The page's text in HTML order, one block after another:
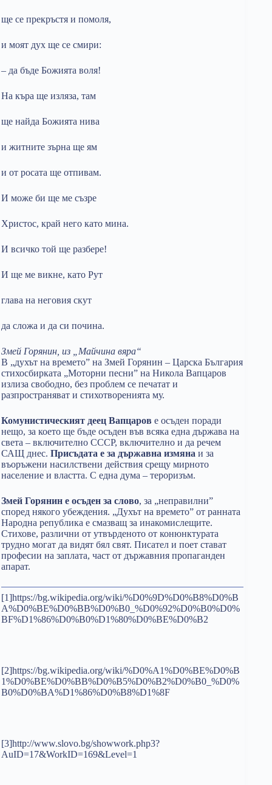
ще се прекръстя и помоля,
и моят дух ще се смири:
– да бъде Божията воля!
На къра ще изляза, там
ще найда Божията нива
и житните зърна ще ям
и от росата ще отпивам.
И може би ще ме съзре
Христос, край него като мина.
И всичко той ще разбере!
И ще ме викне, като Рут
глава на неговия скут
да сложа и да си почина.
Змей Горянин, из „Майчина вяра“
В „духът на времето” на Змей Горянин – Царска България
стихосбирката „Моторни песни” на Никола Вапцаров
излиза свободно, без проблем се печатат и
разпространяват и стихотворенията му.
Комунистическият деец Вапцаров е осъден поради
нещо, за което ще бъде осъден във всяка една държава на
света – включително СССР, включително и да речем
САЩ днес. Присъдата е за държавна измяна и за
въоръжени насилствени действия срещу мирното
население и властта. С една дума – тероризъм.
Змей Горянин е осъден за слово, за „неправилни”
според някого убеждения. „Духът на времето” от ранната
Народна република е смазващ за инакомислещите.
Стихове, различни от утвърденото от конюнктурата
трудно могат да видят бял свят. Писател и поет стават
професии на заплата, част от държавния пропаганден
апарат.
[1]https://bg.wikipedia.org/wiki/%D0%9D%D0%B8%D0%B
A%D0%BE%D0%BB%D0%B0_%D0%92%D0%B0%D0%
BF%D1%86%D0%B0%D1%80%D0%BE%D0%B2
[2]https://bg.wikipedia.org/wiki/%D0%A1%D0%BE%D0%B
1%D0%BE%D0%BB%D0%B5%D0%B2%D0%B0_%D0%
B0%D0%BA%D1%86%D0%B8%D1%8F
[3]http://www.slovo.bg/showwork.php3?
AuID=17&WorkID=169&Level=1